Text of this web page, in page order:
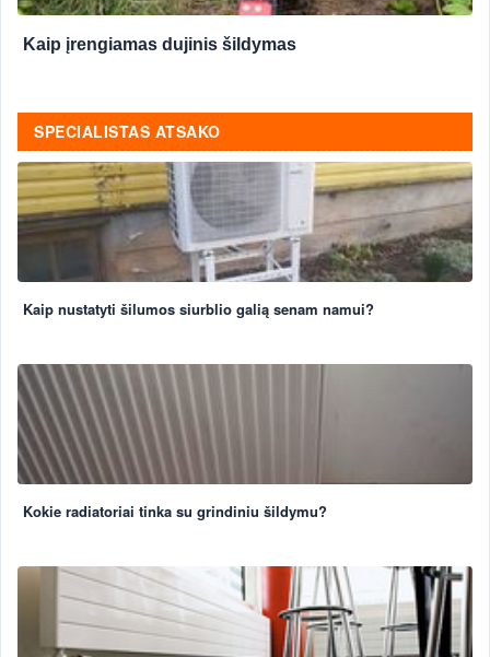
Kaip įrengiamas dujinis šildymas
SPECIALISTAS ATSAKO
Kaip nustatyti šilumos siurblio galią senam namui?
Kokie radiatoriai tinka su grindiniu šildymu?